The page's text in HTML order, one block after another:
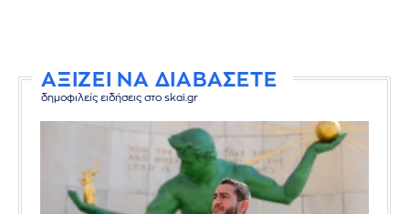
ΑΞΙΖΕΙ ΝΑ ΔΙΑΒΑΣΕΤΕ
δημοφιλείς ειδήσεις στο skai.gr